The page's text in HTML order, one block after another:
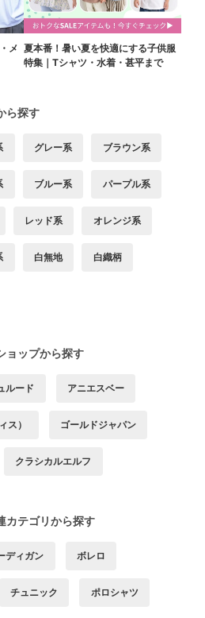
メ 夏本番！暑い夏を快適にする子供服
特集｜Tシャツ・水着・甚平まで
ら探す
グレー系 ブラウン系
ブルー系 パープル系
レッド系 オレンジ系
白無地 白織柄
ョップから探す
ルード アニエスベー
ス） ゴールドジャパン
クラシカルエルフ
カテゴリから探す
ディガン ボレロ
チュニック ポロシャツ